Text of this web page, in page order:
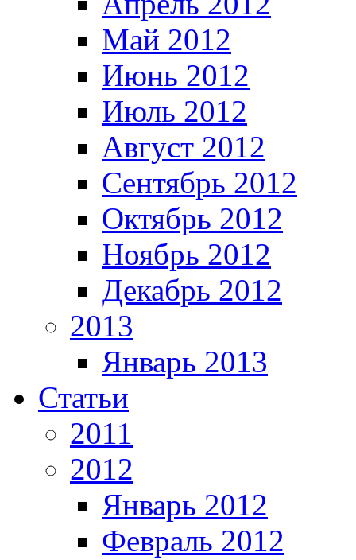
Май 2012
Июнь 2012
Июль 2012
Август 2012
Сентябрь 2012
Октябрь 2012
Ноябрь 2012
Декабрь 2012
2013
Январь 2013
Статьи
2011
2012
Январь 2012
Февраль 2012